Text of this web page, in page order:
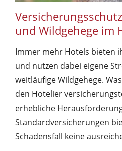
und Wildgehege im
Immer mehr Hotels bieten
und nutzen dabei eigene
weitläufige Wildgehege.
den Hotelier
erhebliche
Standardversicherungen
Schadensfall keine